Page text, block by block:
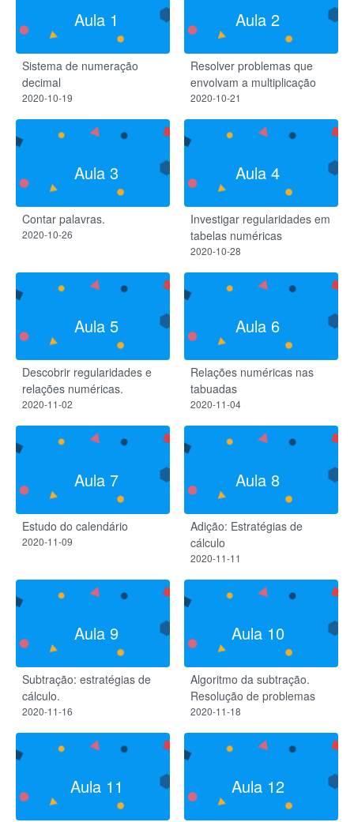
Aula 1
Sistema de numeração
decimal​
2020-10-19
Aula 2
Resolver problemas que
envolvam a multiplicação
2020-10-21
Aula 3
Contar palavras.
2020-10-26
Aula 4
Investigar regularidades​ em
tabelas numéricas
2020-10-28
Aula 5
Descobrir regularidades e
relações numéricas.
2020-11-02
Aula 6
Relações numéricas nas
tabuadas
2020-11-04
Aula 7
Estudo do calendário
2020-11-09
Aula 8
Adição: Estratégias de
cálculo
2020-11-11
Aula 9
Subtração: estratégias de
cálculo.
2020-11-16
Aula 10
Algoritmo da subtração.
Resolução de problemas
2020-11-18
Aula 11 Aula 12